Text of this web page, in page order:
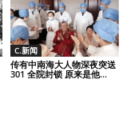
C.新闻
传有中南海大人物深夜突送
301 全院封锁 原来是他...